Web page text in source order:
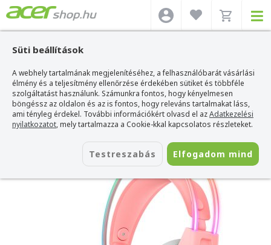
Süti beállítások
A webhely tartalmának megjelenítéséhez, a felhasználóbarát vásárlási
élmény és a teljesítmény ellenőrzése érdekében sütiket és többféle
szolgáltatást használunk. Számunkra fontos, hogy kényelmesen
böngéssz az oldalon és az is fontos, hogy releváns tartalmakat láss,
ami tényleg érdekel. További információkért olvasd el azAdatkezelési
nyilatkozatot, mely tartalmazza a Cookie-kkal kapcsolatos részleteket.
Testreszabás Elfogadom mind
Acer webshop>Kiegészítők>Headset>Onikuma Headset >Onikuma X15
PRO Gamer Headset
Onikuma X15 PRO Gamer Headset
Azonosító:X15 PRO Pink RGB